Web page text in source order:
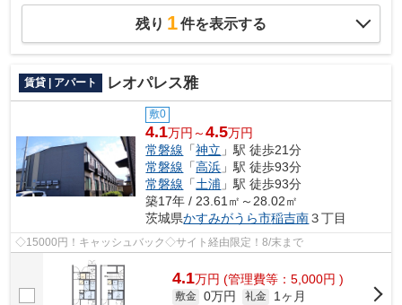
残り 1件を表示する
賃貸 | アパート レオパレス雅
敷0
4.1万円～4.5万円
常磐線 「神立 」駅 徒歩21分
常磐線 「高浜 」駅 徒歩93分
常磐線 「土浦 」駅 徒歩93分
築17年 / 23.61㎡～28.02㎡
茨城県かすみがうら市稲吉南３丁目
◇15000円！キャッシュバック◇サイト経由限定！8/末まで
4.1万円 (管理費等：5,000円 )
敷金 0万円 礼金
1ヶ月